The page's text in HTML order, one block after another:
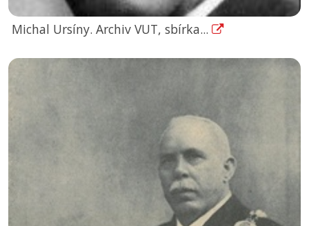
Michal Ursíny. Archiv VUT, sbírka...